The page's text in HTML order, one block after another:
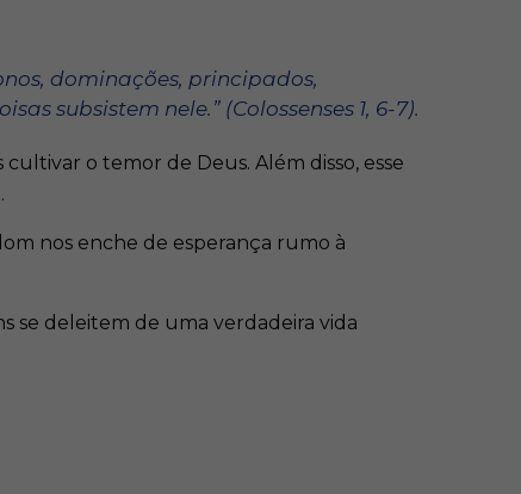
dominações, principados,
subsistem nele.” (Colossenses 1, 6-7).
o temor de Deus. Além disso, esse
nos enche de esperança rumo à
se deleitem de uma verdadeira vida